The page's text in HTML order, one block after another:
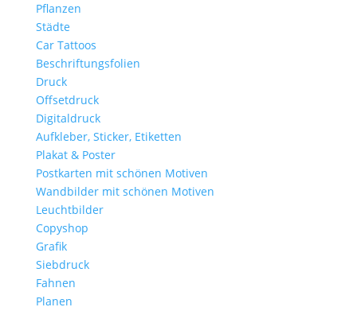
Pflanzen
Städte
Car Tattoos
Beschriftungsfolien
Druck
Offsetdruck
Digitaldruck
Aufkleber, Sticker, Etiketten
Plakat & Poster
Postkarten mit schönen Motiven
Wandbilder mit schönen Motiven
Leuchtbilder
Copyshop
Grafik
Siebdruck
Fahnen
Planen